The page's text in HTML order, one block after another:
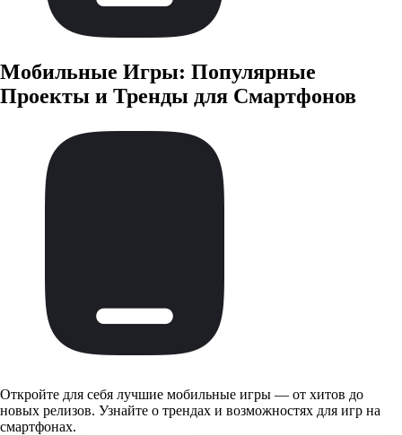
Мобильные Игры: Популярные
Проекты и Тренды для Смартфонов
Откройте для себя лучшие мобильные игры — от хитов до
новых релизов. Узнайте о трендах и возможностях для игр на
смартфонах.